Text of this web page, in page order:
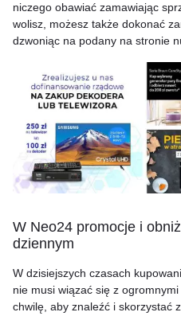
niczego obawiać zamawiając
wolisz, możesz także dokonać
dzwoniąc na podany na stronie
W Neo24 promocje i
dziennym
W dzisiejszych czasach
nie musi wiązać się z
chwilę, aby znaleźć i skorzystać